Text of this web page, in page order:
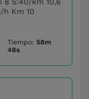
h Km 10
Tiempo: 58m
48s